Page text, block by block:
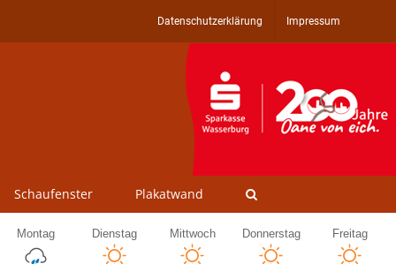
Datenschutzerklärung Impressum
Schaufenster Plakatwand